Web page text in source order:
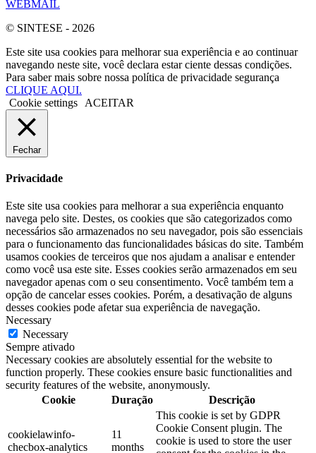
WEBMAIL
© SINTESE - 2026
Este site usa cookies para melhorar sua experiência e ao continuar
navegando neste site, você declara estar ciente dessas condições.
Para saber mais sobre nossa política de privacidade segurança
CLIQUE AQUI.
Cookie settings
ACEITAR
Fechar
Privacidade
Este site usa cookies para melhorar a sua experiência enquanto
navega pelo site. Destes, os cookies que são categorizados como
necessários são armazenados no seu navegador, pois são essenciais
para o funcionamento das funcionalidades básicas do site. Também
usamos cookies de terceiros que nos ajudam a analisar e entender
como você usa este site. Esses cookies serão armazenados em seu
navegador apenas com o seu consentimento. Você também tem a
opção de cancelar esses cookies. Porém, a desativação de alguns
desses cookies pode afetar sua experiência de navegação.
Necessary
Necessary
Sempre ativado
Necessary cookies are absolutely essential for the website to
function properly. These cookies ensure basic functionalities and
security features of the website, anonymously.
Cookie
Duração Descrição
cookielawinfo-
checbox-analytics
11
months
This cookie is set by GDPR
Cookie Consent plugin. The
cookie is used to store the user